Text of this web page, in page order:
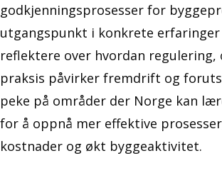
godkjenningsprosesser for
utgangspunkt i konkrete erfaringer
reflektere over hvordan regulering,
praksis påvirker fremdrift og
peke på områder der Norge kan
for å oppnå mer effektive
kostnader og økt byggeaktivitet.